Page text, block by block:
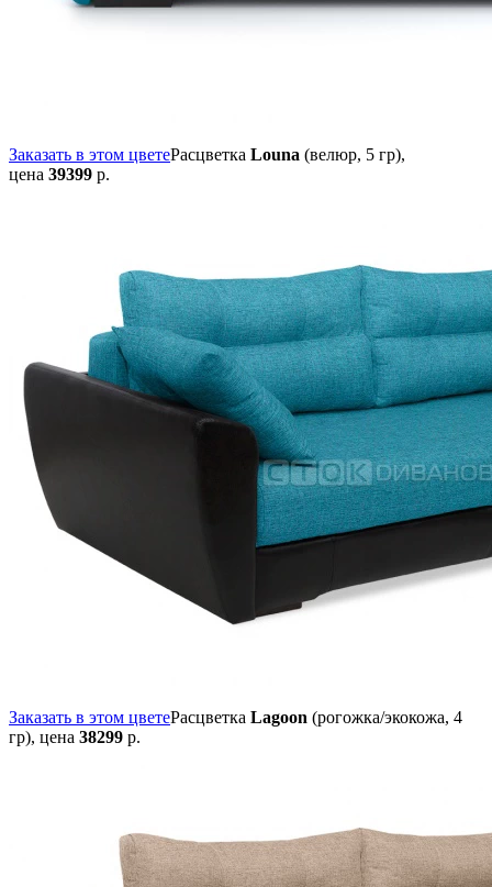
Заказать в этом цветеРасцветка Louna (велюр, 5 гр),
цена 39399 р.
Заказать в этом цветеРасцветка Lagoon (рогожка/экокожа, 4
гр), цена 38299 р.